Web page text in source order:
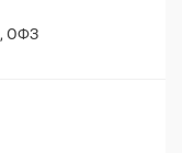
, ОФЗ